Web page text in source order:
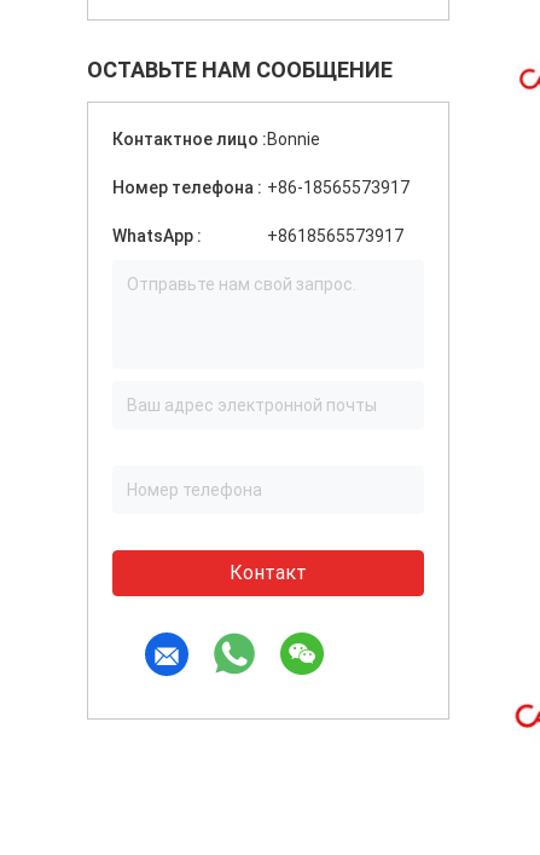
ОСТАВЬТЕ НАМ СООБЩЕНИЕ
Контактное лицо :Bonnie
Номер телефона : +86-18565573917
WhatsApp : +8618565573917
Контакт